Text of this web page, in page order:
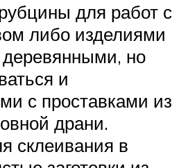
для работ с
либо изделиями
но
и
с проставками из
драни.
склеивания в